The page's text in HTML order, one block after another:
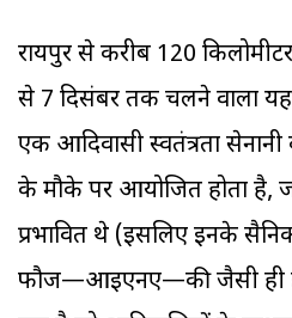
रायपुर से करीब 120
से 7 दिसंबर तक चलने वाला यह
एक आदिवासी स्वतंत्रता
के मौके पर आयोजित होता है,
प्रभावित थे (इसलिए इनके
फौज—आइएनए—की जैसी ही